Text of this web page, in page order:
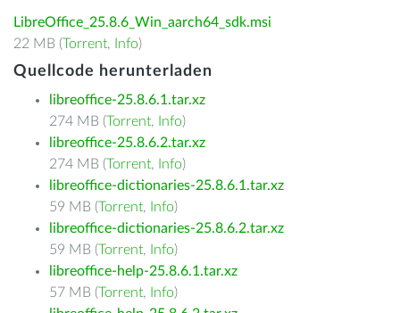
LibreOffice_25.8.6_Win_aarch64_sdk.msi
22 MB (Torrent, Info)
Quellcode herunterladen
libreoffice-25.8.6.1.tar.xz
274 MB (Torrent, Info)
libreoffice-25.8.6.2.tar.xz
274 MB (Torrent, Info)
libreoffice-dictionaries-25.8.6.1.tar.xz
59 MB (Torrent, Info)
libreoffice-dictionaries-25.8.6.2.tar.xz
59 MB (Torrent, Info)
libreoffice-help-25.8.6.1.tar.xz
57 MB (Torrent, Info)